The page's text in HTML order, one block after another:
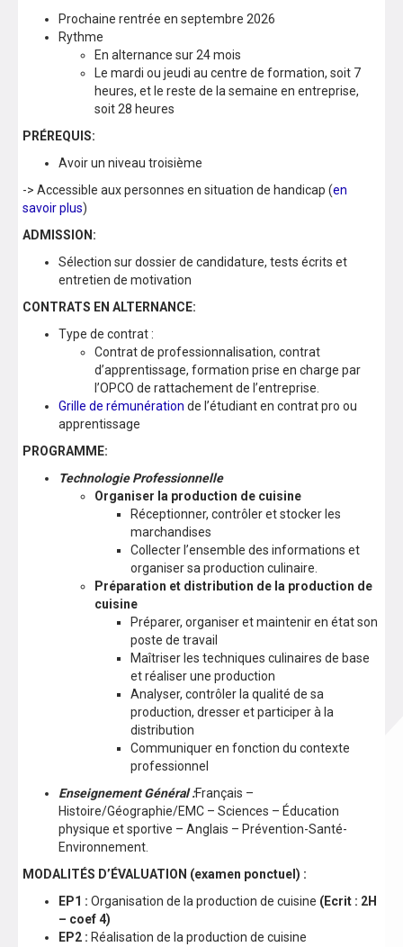
Prochaine rentrée en septembre 2026
Rythme
En alternance sur 24 mois
Le mardi ou jeudi au centre de formation, soit 7
heures, et le reste de la semaine en entreprise,
soit 28 heures
PRÉREQUIS:
Avoir un niveau troisième
-> Accessible aux personnes en situation de handicap (en
savoir plus)
ADMISSION:
Sélection sur dossier de candidature, tests écrits et
entretien de motivation
CONTRATS EN ALTERNANCE:
Type de contrat :
Contrat de professionnalisation, contrat
d’apprentissage, formation prise en charge par
l’OPCO de rattachement de l’entreprise.
Grille de rémunération de l’étudiant en contrat pro ou
apprentissage
PROGRAMME:
Technologie Professionnelle
Organiser la production de cuisine
Réceptionner, contrôler et stocker les
marchandises
Collecter l’ensemble des informations et
organiser sa production culinaire.
Préparation et distribution de la production de
cuisine
Préparer, organiser et maintenir en état son
poste de travail
Maîtriser les techniques culinaires de base
et réaliser une production
Analyser, contrôler la qualité de sa
production, dresser et participer à la
distribution
Communiquer en fonction du contexte
professionnel
Enseignement Général :Français –
Histoire/Géographie/EMC – Sciences – Éducation
physique et sportive – Anglais – Prévention-Santé-
Environnement.
MODALITÉS D’ÉVALUATION (examen ponctuel) :
EP1 : Organisation de la production de cuisine (Ecrit : 2H
– coef 4)
EP2 : Réalisation de la production de cuisine